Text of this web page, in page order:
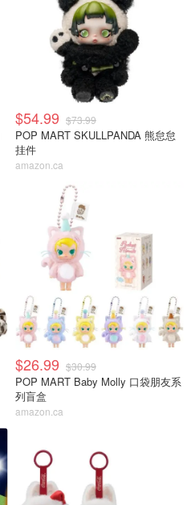
$54.99 $73.99
POP MART SKULLPANDA 熊怠怠
挂件
amazon.ca
$26.99 $30.99
POP MART Baby Molly 口袋朋友系
列盲盒
amazon.ca